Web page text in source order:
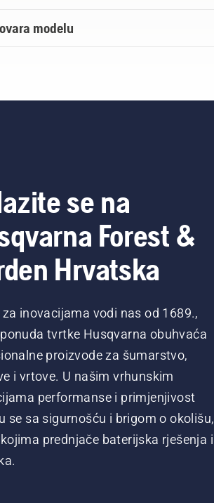
modelu
se na
Forest &
Hrvatska
inovacijama vodi nas od 1689.,
tvrtke Husqvarna obuhvaća
proizvode za šumarstvo,
i vrtove. U našim vrhunskim
performanse i primjenjivost
se sa sigurnošću i brigom o okolišu,
prednjače baterijska rješenja i